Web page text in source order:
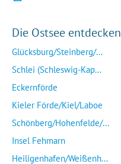
Die Ostsee entdecken
Glücksburg/Steinberg/...
Schlei (Schleswig-Kap...
Eckernförde
Kieler Förde/Kiel/Laboe
Schönberg/Hohenfelde/...
Insel Fehmarn
Heiligenhafen/Weißenh...